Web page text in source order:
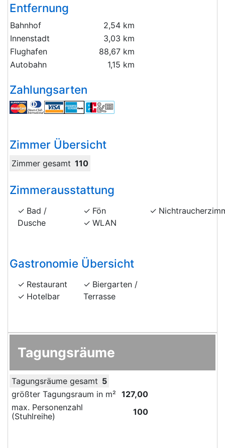
Entfernung
Bahnhof
2,54 km
Innenstadt
3,03 km
Flughafen
88,67 km
Autobahn
1,15 km
Zahlungsarten
Zimmer Übersicht
Zimmer gesamt 110
Zimmerausstattung
Bad /
Dusche
Fön
WLAN
Gastronomie Übersicht
Restaurant
Hotelbar
Biergarten /
Terrasse
Tagungsräume
Tagungsräume gesamt 5
größter Tagungsraum in m² 127,00
max. Personenzahl
(Stuhlreihe)
100